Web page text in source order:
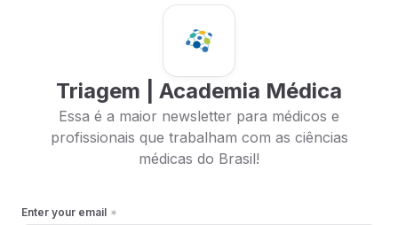
Triagem | Academia Médica
Essa é a maior newsletter para médicos e
profissionais que trabalham com as ciências
médicas do Brasil!
Enter your email